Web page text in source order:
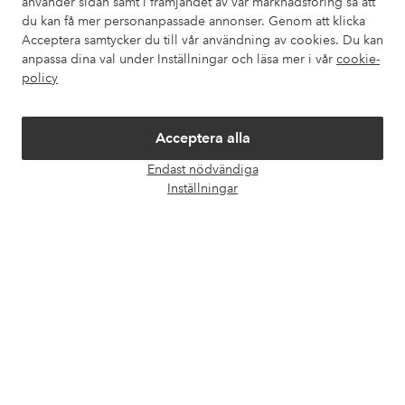
du kan få mer personanpassade annonser. Genom att klicka
Acceptera samtycker du till vår användning av cookies. Du kan
anpassa dina val under Inställningar och läsa mer i vår cookie-
policy
Acceptera alla
Endast nödvändiga
Inställningar
Våra tjänster
Villkor
Vänner